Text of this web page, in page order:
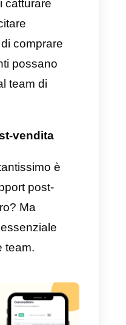
infatti il compito
generando
cliente.
principali di
quello di
inviando al
i potenziali